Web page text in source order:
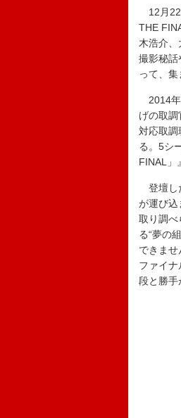
12月22
THE
木浩介
撮影秘話
って、集
2014年
げの取
対応取調
る。5シ
FINAL」
登壇し
が運び込
取り調べ
る“夢の
できませ
ファイ
段と勝手